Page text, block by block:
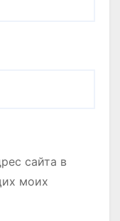
сайта в
моих